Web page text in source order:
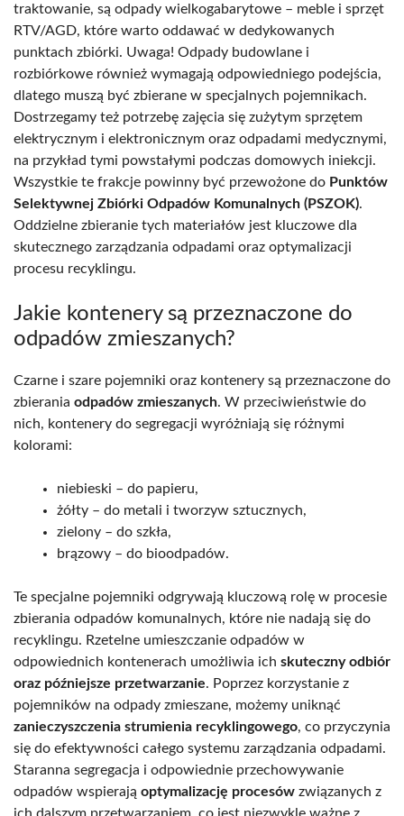
traktowanie, są odpady wielkogabarytowe – meble i sprzęt
RTV/AGD, które warto oddawać w dedykowanych
punktach zbiórki. Uwaga! Odpady budowlane i
rozbiórkowe również wymagają odpowiedniego podejścia,
dlatego muszą być zbierane w specjalnych pojemnikach.
Dostrzegamy też potrzebę zajęcia się zużytym sprzętem
elektrycznym i elektronicznym oraz odpadami medycznymi,
na przykład tymi powstałymi podczas domowych iniekcji.
Wszystkie te frakcje powinny być przewożone do Punktów
Selektywnej Zbiórki Odpadów Komunalnych (PSZOK).
Oddzielne zbieranie tych materiałów jest kluczowe dla
skutecznego zarządzania odpadami oraz optymalizacji
procesu recyklingu.
Jakie kontenery są przeznaczone do
odpadów zmieszanych?
Czarne i szare pojemniki oraz kontenery są przeznaczone do
zbierania odpadów zmieszanych. W przeciwieństwie do
nich, kontenery do segregacji wyróżniają się różnymi
kolorami:
niebieski – do papieru,
żółty – do metali i tworzyw sztucznych,
zielony – do szkła,
brązowy – do bioodpadów.
Te specjalne pojemniki odgrywają kluczową rolę w procesie
zbierania odpadów komunalnych, które nie nadają się do
recyklingu. Rzetelne umieszczanie odpadów w
odpowiednich kontenerach umożliwia ich skuteczny odbiór
oraz późniejsze przetwarzanie. Poprzez korzystanie z
pojemników na odpady zmieszane, możemy uniknąć
zanieczyszczenia strumienia recyklingowego, co przyczynia
się do efektywności całego systemu zarządzania odpadami.
Staranna segregacja i odpowiednie przechowywanie
odpadów wspierają optymalizację procesów związanych z
ich dalszym przetwarzaniem, co jest niezwykle ważne z